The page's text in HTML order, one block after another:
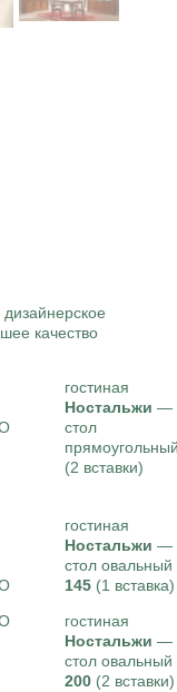
качество
гостиная
Ностальжи —
стол
(2 вставки)
гостиная
Ностальжи —
стол овальный
145 (1 вставка)
гостиная
Ностальжи —
стол овальный
200 (2 вставки)